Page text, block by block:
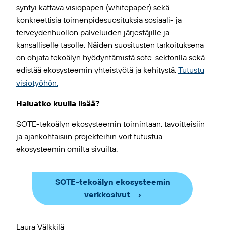
syntyi kattava visiopaperi (whitepaper) sekä
konkreettisia toimenpidesuosituksia sosiaali- ja
terveydenhuollon palveluiden järjestäjille ja
kansalliselle tasolle. Näiden suositusten tarkoituksena
on ohjata tekoälyn hyödyntämistä sote-sektorilla sekä
edistää ekosysteemin yhteistyötä ja kehitystä. Tutustu
visiotyöhön.
Haluatko kuulla lisää?
SOTE-tekoälyn ekosysteemin toimintaan, tavoitteisiin
ja ajankohtaisiin projekteihin voit tutustua
ekosysteemin omilta sivuilta.
SOTE-tekoälyn ekosysteemin
verkkosivut
Laura Välkkilä